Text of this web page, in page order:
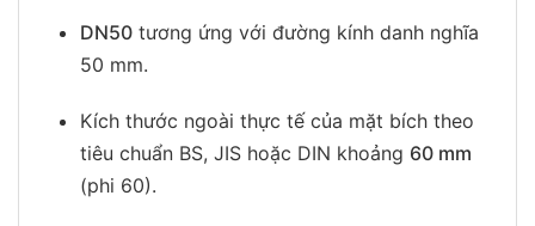
DN50tương ứng với đường kính danh nghĩa
50 mm.
Kích thước ngoài thực tế của mặt bích theo
tiêu chuẩn BS, JIS hoặc DIN khoảng 60 mm
(phi 60).